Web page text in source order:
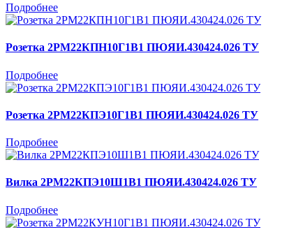
Подробнее
Розетка 2РМ22КПН10Г1В1 ПЮЯИ.430424.026 ТУ
Подробнее
Розетка 2РМ22КПЭ10Г1В1 ПЮЯИ.430424.026 ТУ
Подробнее
Вилка 2РМ22КПЭ10Ш1В1 ПЮЯИ.430424.026 ТУ
Подробнее